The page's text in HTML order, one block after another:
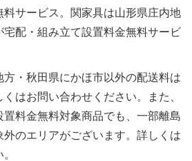
サービス。関家具は山形県庄内地
配・組み立て設置料金無料サービ
・秋田県にかほ市以外の配送料は
はお問い合わせください。また、
料金無料対象商品でも、一部離島
のエリアがございます。詳しくは